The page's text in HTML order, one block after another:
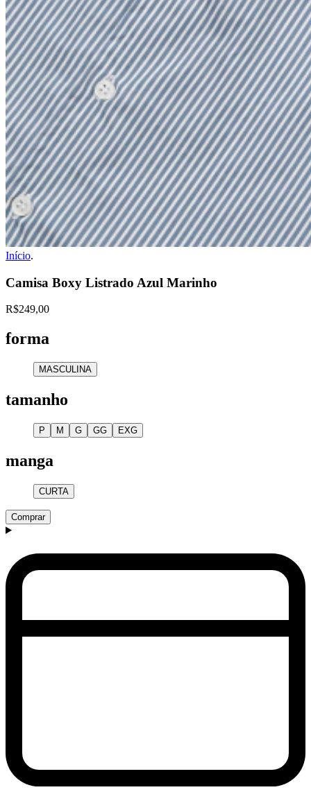
Início.
Camisa Boxy Listrado Azul Marinho
R$249,00
forma
MASCULINA
tamanho
P M G GG EXG
manga
CURTA
Comprar